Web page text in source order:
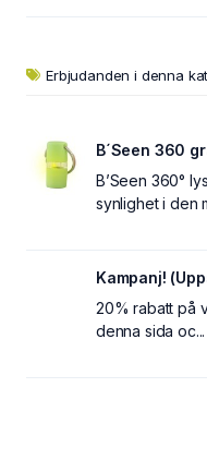
Erbjudanden i denna
B´Seen 360
B’Seen 360°
synlighet i den
Kampanj!
20% rabatt på
denna sida oc...